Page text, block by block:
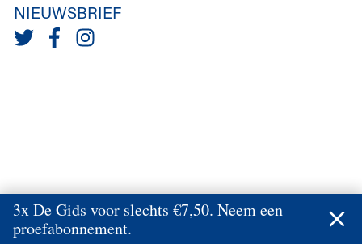
NIEUWSBRIEF
3x De Gids voor slechts €7,50. Neem een
proefabonnement.